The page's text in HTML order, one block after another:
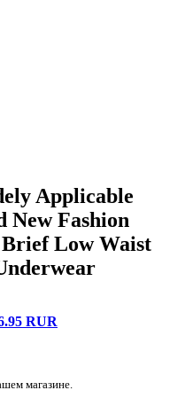
Applicable
New Fashion
Low Waist
RUR
магазине.